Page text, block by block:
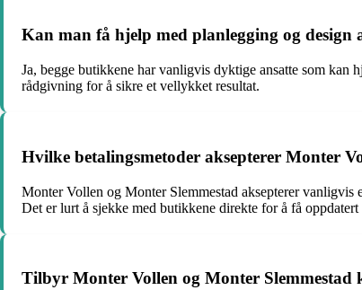
Kan man få hjelp med planlegging og design
Ja, begge butikkene har vanligvis dyktige ansatte som kan
rådgivning for å sikre et vellykket resultat.
Hvilke betalingsmetoder aksepterer Monter
Monter Vollen og Monter Slemmestad aksepterer vanligvis
Det er lurt å sjekke med butikkene direkte for å få
Tilbyr Monter Vollen og Monter Slemmestad